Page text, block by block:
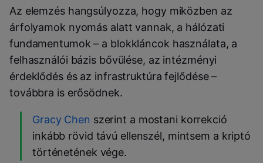
Az elemzés hangsúlyozza, hogy miközben az
árfolyamok nyomás alatt vannak, a hálózati
fundamentumok – a blokkláncok használata, a
felhasználói bázis bővülése, az intézményi
érdeklődés és az infrastruktúra fejlődése –
továbbra is erősödnek.
Gracy Chen szerint a mostani korrekció
inkább rövid távú ellenszél, mintsem a kriptó
történetének vége.